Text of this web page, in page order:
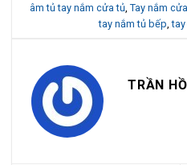
âm tủ tay nắm cửa tủ, Tay nắm cửa
tay nắm tủ bếp ,tay
TRẦN